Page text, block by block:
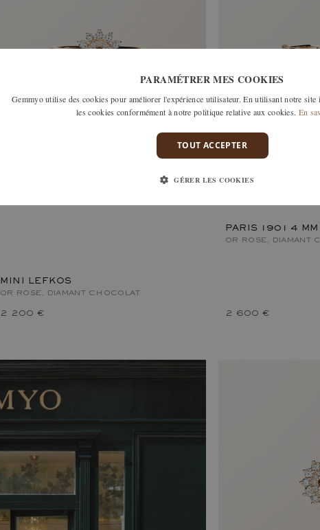
MINI LEFKOS
OR ROSE, DIAMANT CHOCOLAT
2 200 €
PARIS 1901 4 MM
OR ROSE, DIAMANT
2 600 €
PARAMÉTRER MES COOKIES
Gemmyo utilise des cookies pour améliorer l'expérience utilisateur. En utilisant notre site
les cookies conformément à notre politique relative aux cookies. En
TOUT ACCEPTER
GÉRER LES COOKIES